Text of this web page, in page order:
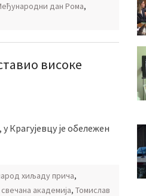
дан Рома,
високе
Крагујевцу је обележен
хиљаду прича,
свечана академија, Томислав